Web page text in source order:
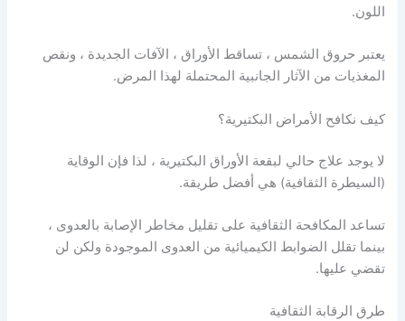
اللون.
يعتبر حروق الشمس ، تساقط الأوراق ، الآفات الجديدة ، ونقص
المغذيات من الآثار الجانبية المحتملة لهذا المرض.
كيف نكافح الأمراض البكتيرية؟
لا يوجد علاج حالي لبقعة الأوراق البكتيرية ، لذا فإن الوقاية
(السيطرة الثقافية) هي أفضل طريقة.
تساعد المكافحة الثقافية على تقليل مخاطر الإصابة بالعدوى ،
بينما تقلل الضوابط الكيميائية من العدوى الموجودة ولكن لن
تقضي عليها.
طرق الرقابة الثقافية